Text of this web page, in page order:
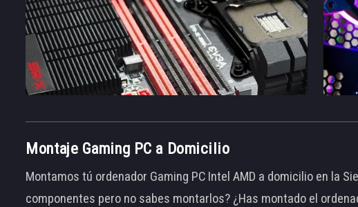
Montaje Gaming PC a Domicilio
Montamos tú ordenador Gaming PC Intel AMD a domicilio en la
componentes pero no sabes montarlos? ¿Has montado el